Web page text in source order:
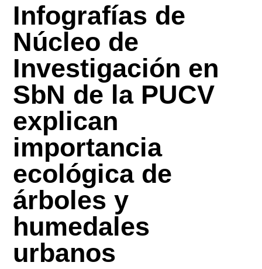
Infografías de
Núcleo de
Investigación en
SbN de la PUCV
explican
importancia
ecológica de
árboles y
humedales
urbanos